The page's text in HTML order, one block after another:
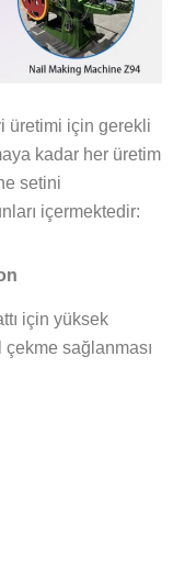
üretimi için gerekli
kadar her üretim
setini
içermektedir:
için yüksek
çekme sağlanması